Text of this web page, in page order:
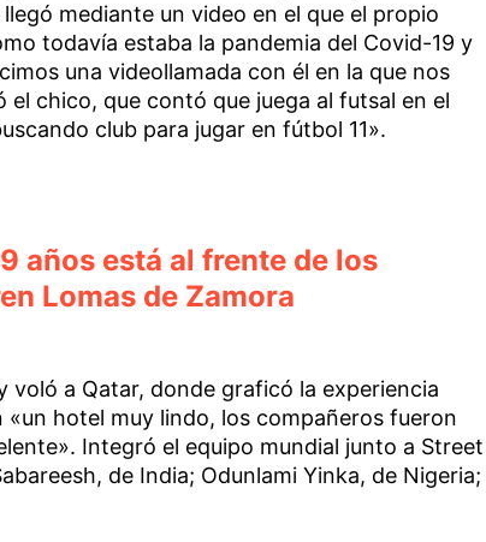
mediante un video en el que el propio
todavía estaba la pandemia del Covid-19 y
una videollamada con él en la que nos
chico, que contó que juega al futsal en el
club para jugar en fútbol 11».
años está al frente de los
Lomas de Zamora
voló a Qatar, donde graficó la experiencia
hotel muy lindo, los compañeros fueron
Integró el equipo mundial junto a Street
de India; Odunlami Yinka, de Nigeria;